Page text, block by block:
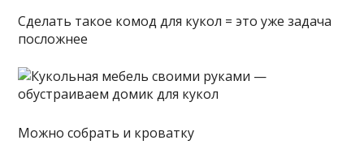
Сделать такое комод для кукол = это уже задача
посложнее
Можно собрать и кроватку